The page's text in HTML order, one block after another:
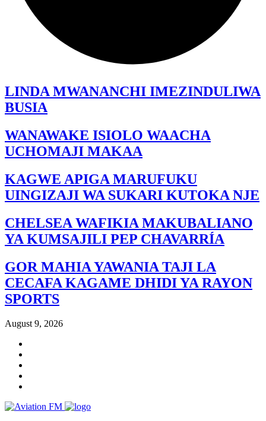
LINDA MWANANCHI IMEZINDULIWA
BUSIA
WANAWAKE ISIOLO WAACHA
UCHOMAJI MAKAA
KAGWE APIGA MARUFUKU
UINGIZAJI WA SUKARI KUTOKA NJE
CHELSEA WAFIKIA MAKUBALIANO
YA KUMSAJILI PEP CHAVARRÍA
GOR MAHIA YAWANIA TAJI LA
CECAFA KAGAME DHIDI YA RAYON
SPORTS
August 9, 2026